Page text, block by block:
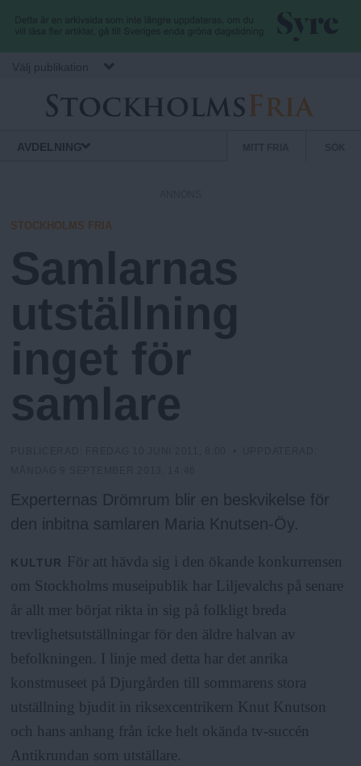
Hoppa till huvudinnehåll
Välj publikation
S
o
c
k
h
o
m
s
F
r
i
a
AVDELNING
d
ä
r
m
e
STOCKHOLMS FRIA
Samlarnas
utställning
inget för
samlare
Experternas Drömrum blir en beskvikelse för
den inbitna samlaren Maria Knutsen-Öy.
KULTUR
För att hävda sig i den ökande konkurrensen
om Stockholms museipublik har Liljevalchs på senare
år allt mer börjat rikta in sig på folkligt breda
trevlighetsutställningar för den äldre halvan av
befolkningen. I linje med detta har det anrika
konstmuseet på Djurgården till sommarens stora
utställning bjudit in riksexcentrikern Knut Knutson
och hans anhang från icke helt okända tv-succén
Antikrundan som utställare.